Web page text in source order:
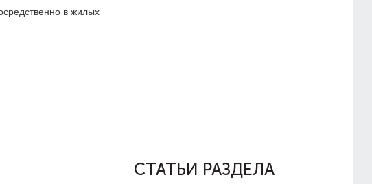
в жилых
СТАТЬИ РАЗДЕЛА